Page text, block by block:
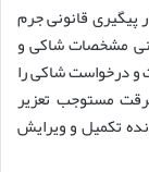
پیگیری قانونی جرم
مشخصات شاکی و
و درخواست شاکی را
مستوجب تعزیر
تکمیل و ویرایش